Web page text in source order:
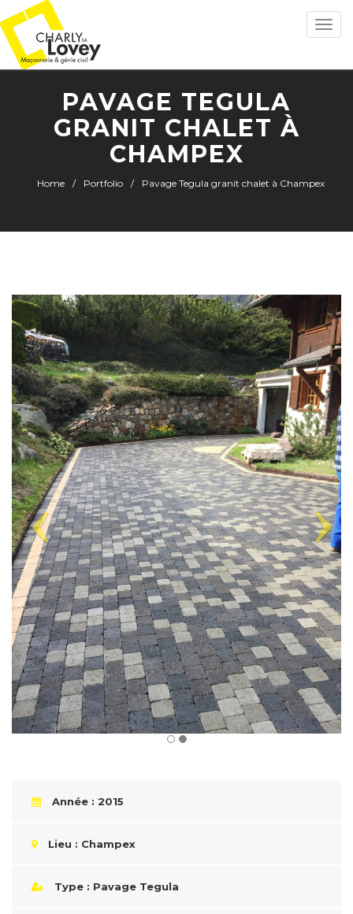
Toggle
PAVAGE TEGULA
GRANIT CHALET À
CHAMPEX
Home Portfolio Pavage Tegula granit chalet à Champex
Année : 2015
Lieu : Champex
Type : Pavage Tegula